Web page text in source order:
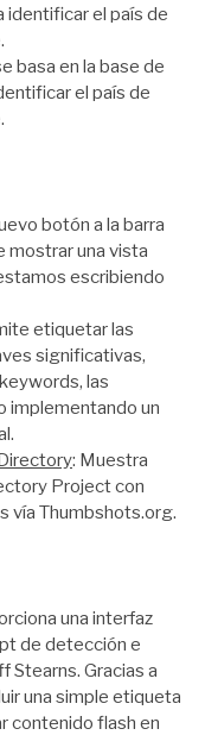
identificar el país de
basa en la base de
el país de
botón a la barra
mostrar una vista
escribiendo
etiquetar las
significativas,
las
implementando un
: Muestra
Project con
vía Thumbshots.org.
una interfaz
de detección e
Stearns. Gracias a
una simple etiqueta
contenido flash en